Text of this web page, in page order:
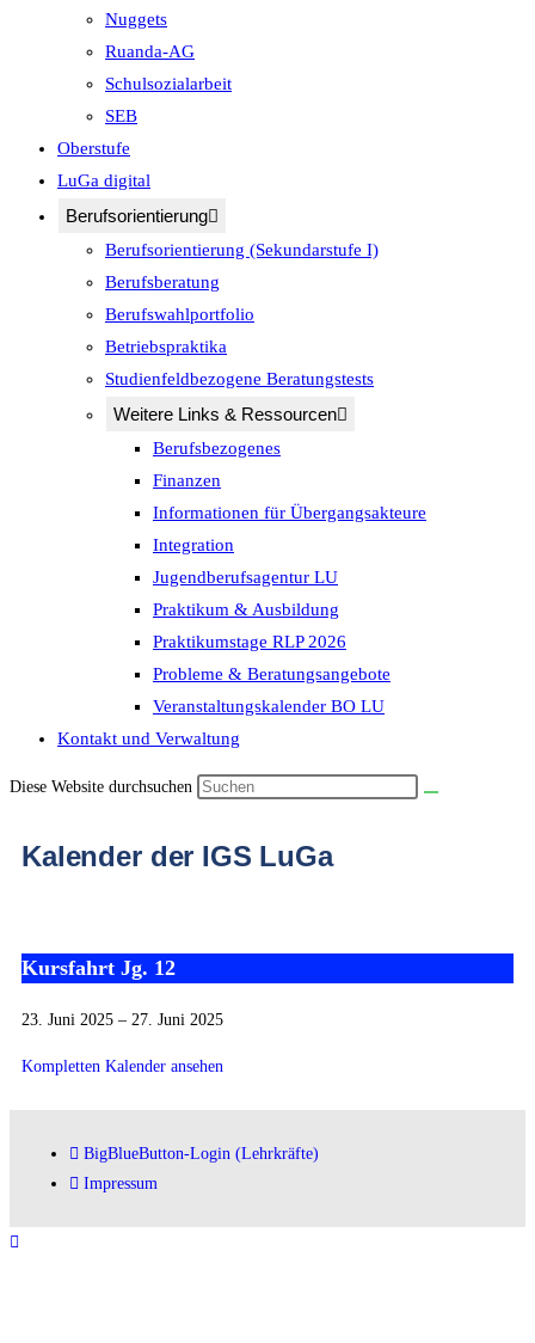
Nuggets
Ruanda-AG
Schulsozialarbeit
SEB
Oberstufe
LuGa digital
Berufsorientierung
Berufsorientierung (Sekundarstufe I)
Berufsberatung
Berufswahlportfolio
Betriebspraktika
Studienfeldbezogene Beratungstests
Weitere Links & Ressourcen
Berufsbezogenes
Finanzen
Informationen für Übergangsakteure
Integration
Jugendberufsagentur LU
Praktikum & Ausbildung
Praktikumstage RLP 2026
Probleme & Beratungsangebote
Veranstaltungskalender BO LU
Kontakt und Verwaltung
Diese Website durchsuchen
Kalender der IGS LuGa
Kursfahrt Jg. 12
23. Juni 2025 – 27. Juni 2025
Kompletten Kalender ansehen
BigBlueButton-Login (Lehrkräfte)
Impressum